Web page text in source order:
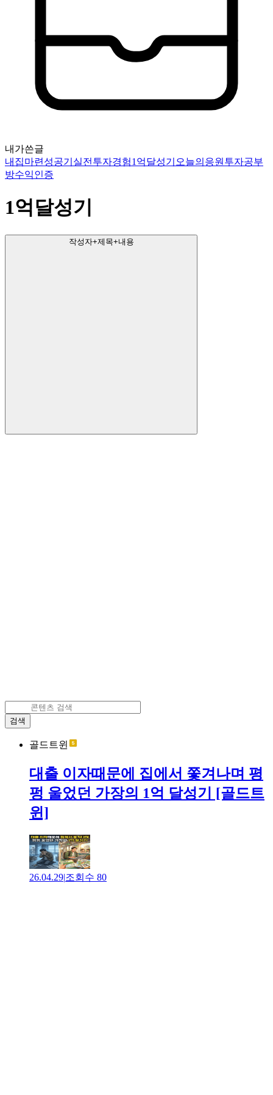
내가쓴글
내집마련성공기 실전투자경험1억달성기 오늘의응원 투자공부
방수익인증
1억달성기
작성자+제목+내용
검색
골드트윈
대출 이자때문에 집에서 쫓겨나며 평
펑 울었던 가장의 1억 달성기 [골드트
윈]
26.04.29|조회수 80